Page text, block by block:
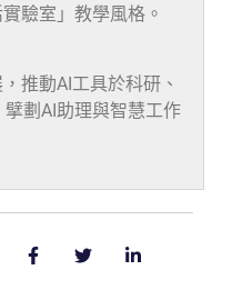
驗室」教學風格。
推動AI工具於科研、
劃AI助理與智慧工作